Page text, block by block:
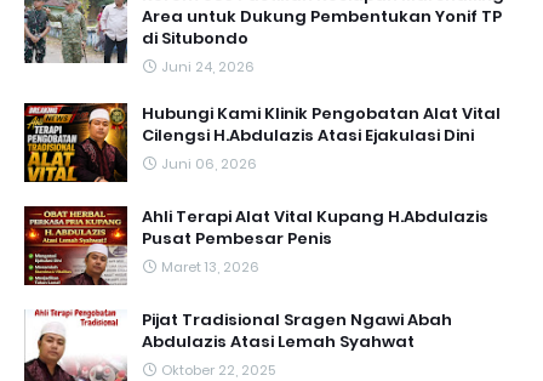
Area untuk Dukung Pembentukan Yonif TP
di Situbondo
Juni 24, 2026
Hubungi Kami Klinik Pengobatan Alat Vital
Cilengsi H.Abdulazis Atasi Ejakulasi Dini
Juni 06, 2026
Ahli Terapi Alat Vital Kupang H.Abdulazis
Pusat Pembesar Penis
Maret 13, 2026
Pijat Tradisional Sragen Ngawi Abah
Abdulazis Atasi Lemah Syahwat
Oktober 22, 2025